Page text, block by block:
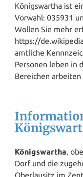
Königswartha ist
Vorwahl: 035931
Wollen Sie mehr
https://
amtliche
Personen leben in
Bereichen
Königswartha,
Dorf und die
Oberlausitz im